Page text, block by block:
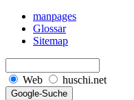
manpages
Glossar
Sitemap
Web huschi.net